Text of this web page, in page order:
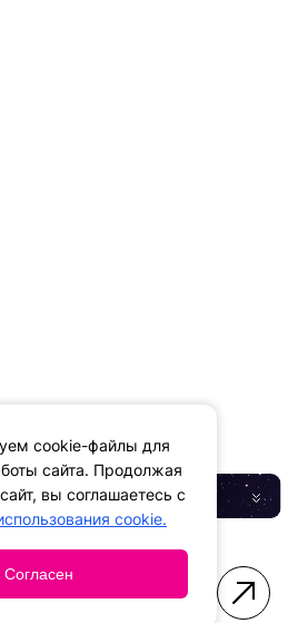
cookie-файлы для
сайта. Продолжая
вы соглашаетесь с
cookie.
Согласен